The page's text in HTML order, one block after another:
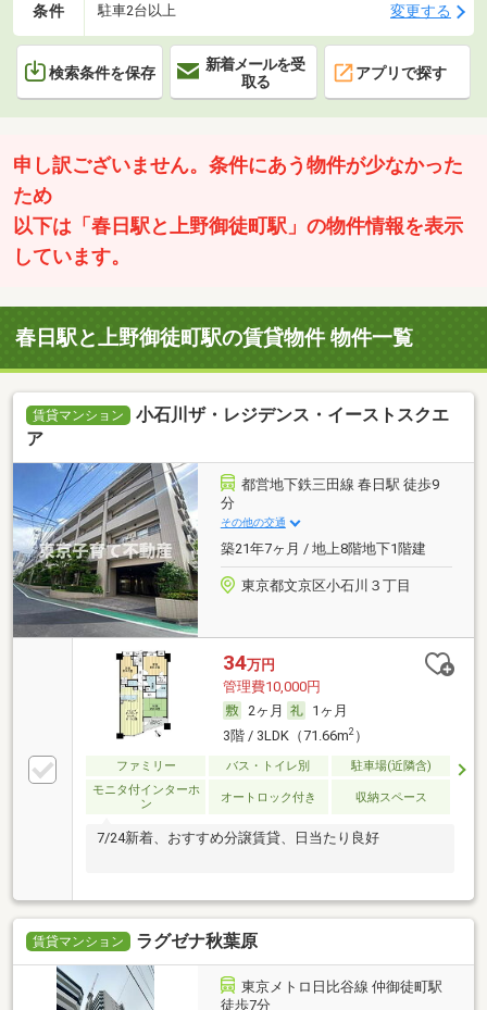
条件 駐車2台以上 変更する
検索条件を保存
新着メールを受
取る
アプリで探す
申し訳ございません。条件にあう物件が少なかった
ため
以下は「春日駅と上野御徒町駅」の物件情報を表示
しています。
春日駅と上野御徒町駅の賃貸物件 物件一覧
賃貸マンション
小石川ザ・レジデンス・イーストスクエ
ア
都営地下鉄三田線 春日駅 徒歩9
分
その他の交通
築21年7ヶ月 / 地上8階地下1階建
東京都文京区小石川３丁目
34万円
管理費10,000円
2ヶ月
1ヶ月
3階 / 3LDK（71.66m2）
ファミリー バス・トイレ別
駐車場(近隣含)
モニタ付インターホ
ン
オートロック付き 収納スペース
7/24新着、おすすめ分譲賃貸、日当たり良好
賃貸マンション ラグゼナ秋葉原
東京メトロ日比谷線 仲御徒町駅
徒歩7分